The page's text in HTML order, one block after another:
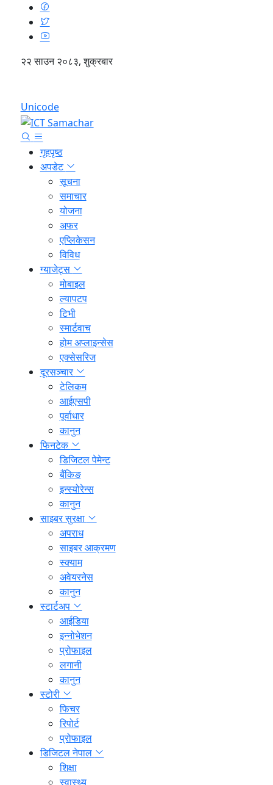
२२ साउन २०८३, शुक्रबार
Unicode
गृहपृष्ठ
अपडेट
सूचना
समाचार
योजना
अफर
एप्लिकेसन
विविध
ग्याजेट्स
मोबाइल
ल्यापटप
टिभी
स्मार्टवाच
होम अप्लाइन्सेस
एक्सेसरिज
दूरसञ्चार
टेलिकम
आईएसपी
पूर्वाधार
कानुन
फिनटेक
डिजिटल पेमेन्ट
बैंकिङ
इन्स्योरेन्स
कानुन
साइबर सुरक्षा
अपराध
साइबर आक्रमण
स्क्याम
अवेयरनेस
कानुन
स्टार्टअप
आईडिया
इन्नोभेशन
प्रोफाइल
लगानी
कानुन
स्टोरी
फिचर
रिपोर्ट
प्रोफाइल
डिजिटल नेपाल
शिक्षा
स्वास्थ्य